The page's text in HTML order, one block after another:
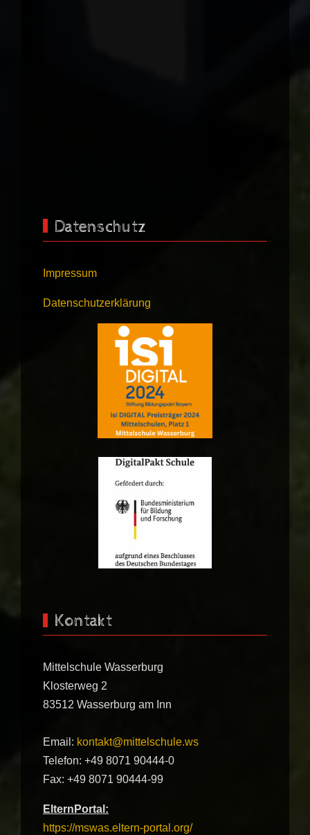
Datenschutz
Impressum
Datenschutzerklärung
Kontakt
Mittelschule Wasserburg
Klosterweg 2
83512 Wasserburg am Inn
Email: kontakt@mittelschule.ws
Telefon: +49 8071 90444-0
Fax: +49 8071 90444-99
ElternPortal:
https://mswas.eltern-portal.org/